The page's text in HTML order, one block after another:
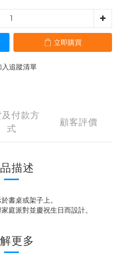
立即購買
入追蹤清單
付款方
式
顧客評價
描述
書桌或架子上。
庭派對並慶祝生日而設計。
更多